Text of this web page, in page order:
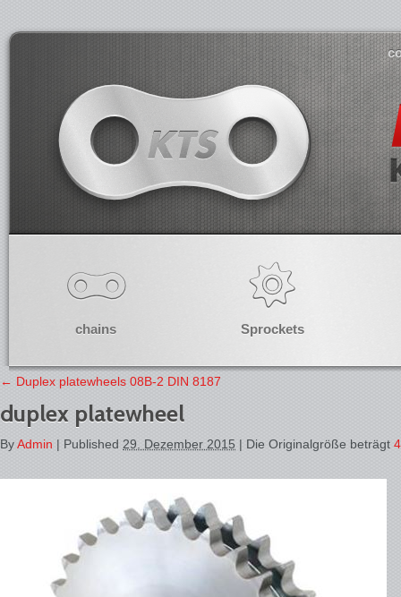
chains Sprockets
← Duplex platewheels 08B-2 DIN 8187
duplex platewheel
ByAdmin | Published 29. Dezember 2015 | Die Originalgröße beträgt